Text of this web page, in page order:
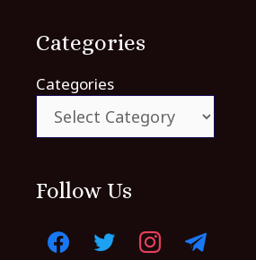
Categories
Categories
Follow Us